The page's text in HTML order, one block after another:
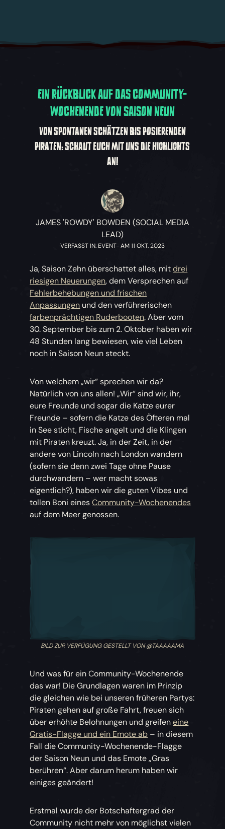
EIN RÜCKBLICK AUF DAS COMMUNITY-
WOCHENENDE VON SAISON NEUN
VON SPONTANEN SCHÄTZEN BIS POSIERENDEN
PIRATEN: SCHAUT EUCH MIT UNS DIE HIGHLIGHTS
AN!
JAMES 'ROWDY' BOWDEN (SOCIAL MEDIA
LEAD)
VERFASST IN: EVENT- AM 11 OKT. 2023
Ja, Saison Zehn überschattet alles, mitdrei
riesigen Neuerungen, dem Versprechen auf
Fehlerbehebungen und frischen
Anpassungen und den verführerischen
farbenprächtigen Ruderbooten. Aber vom
30. September bis zum 2. Oktober haben wir
48 Stunden lang bewiesen, wie viel Leben
noch in Saison Neun steckt.
Von welchem „wir“ sprechen wir da?
Natürlich von uns allen! „Wir“ sind wir, ihr,
eure Freunde und sogar die Katze eurer
Freunde – sofern die Katze des Öfteren mal
in See sticht, Fische angelt und die Klingen
mit Piraten kreuzt. Ja, in der Zeit, in der
andere von Lincoln nach London wandern
(sofern sie denn zwei Tage ohne Pause
durchwandern – wer macht sowas
eigentlich?), haben wir die guten Vibes und
tollen Boni einesCommunity-Wochenendes
auf dem Meer genossen.
BILD ZUR VERFÜGUNG GESTELLT VON @TAAAAAMA
Und was für ein Community-Wochenende
das war! Die Grundlagen waren im Prinzip
die gleichen wie bei unseren früheren Partys:
Piraten gehen auf große Fahrt, freuen sich
über erhöhte Belohnungen und greifeneine
Gratis-Flagge und ein Emote ab – in diesem
Fall die Community-Wochenende-Flagge
der Saison Neun und das Emote „Gras
berühren“. Aber darum herum haben wir
einiges geändert!
Erstmal wurde der Botschaftergrad der
Community nicht mehr von möglichst vielen